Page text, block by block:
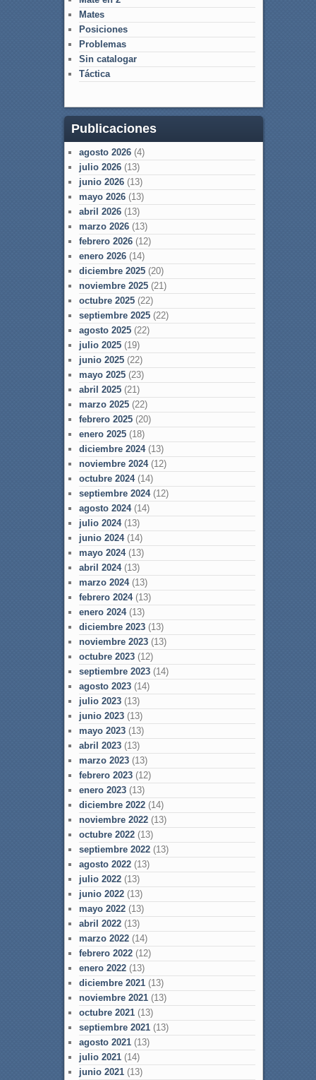
Mates
Posiciones
Problemas
Sin catalogar
Táctica
Publicaciones
agosto 2026(4)
julio 2026(13)
junio 2026(13)
mayo 2026(13)
abril 2026(13)
marzo 2026(13)
febrero 2026(12)
enero 2026(14)
diciembre 2025(20)
noviembre 2025(21)
octubre 2025(22)
septiembre 2025(22)
agosto 2025(22)
julio 2025(19)
junio 2025(22)
mayo 2025(23)
abril 2025(21)
marzo 2025(22)
febrero 2025(20)
enero 2025(18)
diciembre 2024(13)
noviembre 2024(12)
octubre 2024(14)
septiembre 2024(12)
agosto 2024(14)
julio 2024(13)
junio 2024(14)
mayo 2024(13)
abril 2024(13)
marzo 2024(13)
febrero 2024(13)
enero 2024(13)
diciembre 2023(13)
noviembre 2023(13)
octubre 2023(12)
septiembre 2023(14)
agosto 2023(14)
julio 2023(13)
junio 2023(13)
mayo 2023(13)
abril 2023(13)
marzo 2023(13)
febrero 2023(12)
enero 2023(13)
diciembre 2022(14)
noviembre 2022(13)
octubre 2022(13)
septiembre 2022(13)
agosto 2022(13)
julio 2022(13)
junio 2022(13)
mayo 2022(13)
abril 2022(13)
marzo 2022(14)
febrero 2022(12)
enero 2022(13)
diciembre 2021(13)
noviembre 2021(13)
octubre 2021(13)
septiembre 2021(13)
agosto 2021(13)
julio 2021(14)
junio 2021(13)